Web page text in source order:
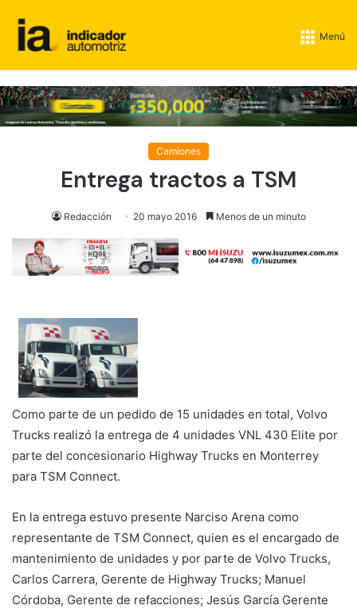
Menú
Camiones
Entrega tractos a TSM
Redacción 20 mayo 2016 Menos de un minuto
Como parte de un pedido de 15 unidades en total, Volvo
Trucks realizó la entrega de 4 unidades VNL 430 Elite por
parte del concesionario Highway Trucks en Monterrey
para TSM Connect.
En la entrega estuvo presente Narciso Arena como
representante de TSM Connect, quien es el encargado de
mantenimiento de unidades y por parte de Volvo Trucks,
Carlos Carrera, Gerente de Highway Trucks; Manuel
Córdoba, Gerente de refacciones; Jesús García Gerente